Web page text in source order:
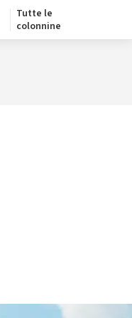
Tutte le
colonnine